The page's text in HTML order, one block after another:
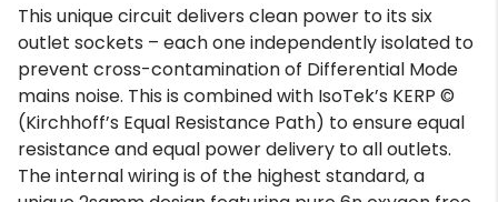
This unique circuit delivers clean power to its six
outlet sockets – each one independently isolated to
prevent cross-contamination of Differential Mode
mains noise. This is combined with IsoTek’s KERP ©
(Kirchhoff’s Equal Resistance Path) to ensure equal
resistance and equal power delivery to all outlets.
The internal wiring is of the highest standard, a